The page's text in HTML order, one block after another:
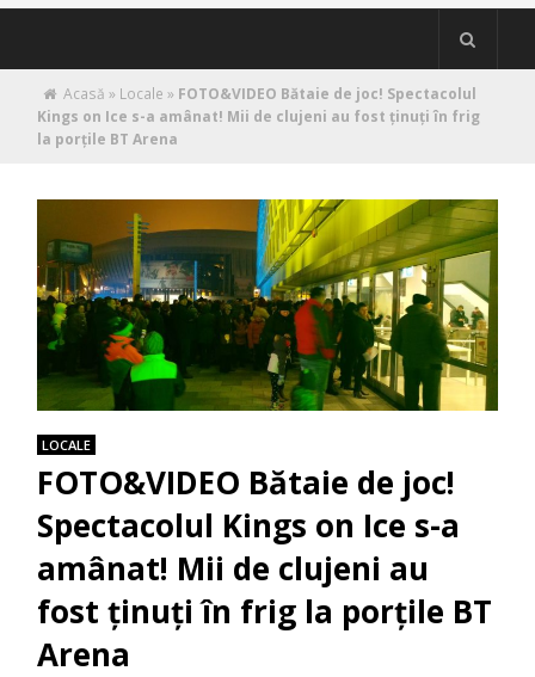
Acasă » Locale » FOTO&VIDEO Bătaie de joc! Spectacolul
Kings on Ice s-a amânat! Mii de clujeni au fost ținuți în frig
la porțile BT Arena
LOCALE
FOTO&VIDEO Bătaie de joc!
Spectacolul Kings on Ice s-a
amânat! Mii de clujeni au
fost ținuți în frig la porțile BT
Arena